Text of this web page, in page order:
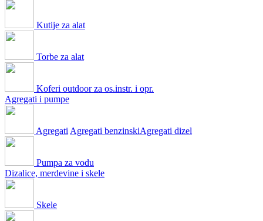
Kutije za alat
Torbe za alat
Koferi outdoor za os.instr. i opr.
Agregati i pumpe
Agregati Agregati benzinskiAgregati dizel
Pumpa za vodu
Dizalice, merdevine i skele
Skele